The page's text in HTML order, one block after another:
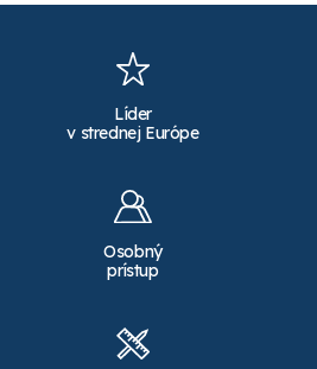
Líder
v strednej Európe
Osobný
prístup